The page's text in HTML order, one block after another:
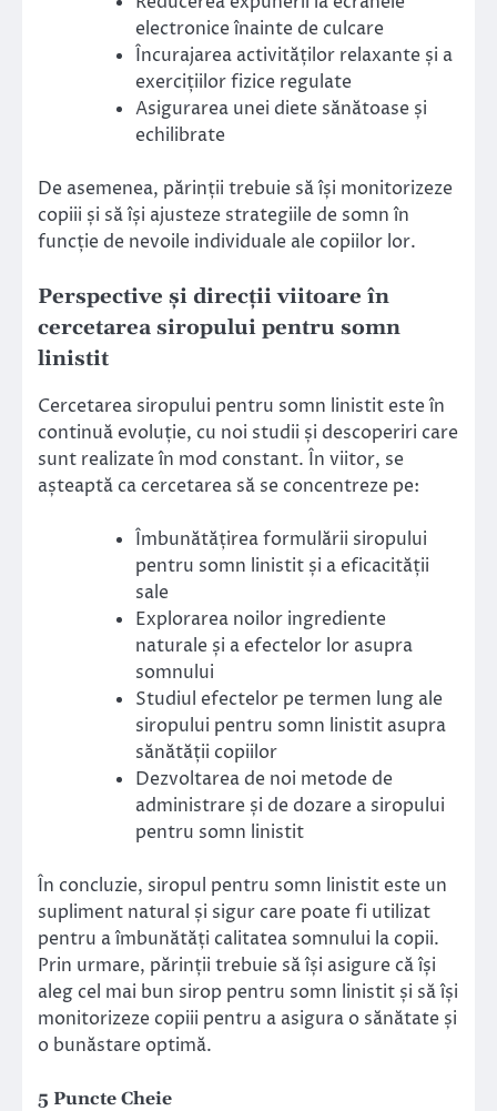
electronice înainte de culcare
Încurajarea activităților relaxante și a
exercițiilor fizice regulate
Asigurarea unei diete sănătoase și
echilibrate
De asemenea, părinții trebuie să își monitorizeze
copiii și să își ajusteze strategiile de somn în
funcție de nevoile individuale ale copiilor lor.
Perspective și direcții viitoare în
cercetarea siropului pentru somn
linistit
Cercetarea siropului pentru somn linistit este în
continuă evoluție, cu noi studii și descoperiri care
sunt realizate în mod constant. În viitor, se
așteaptă ca cercetarea să se concentreze pe:
Îmbunătățirea formulării siropului
pentru somn linistit și a eficacității
sale
Explorarea noilor ingrediente
naturale și a efectelor lor asupra
somnului
Studiul efectelor pe termen lung ale
siropului pentru somn linistit asupra
sănătății copiilor
Dezvoltarea de noi metode de
administrare și de dozare a siropului
pentru somn linistit
În concluzie, siropul pentru somn linistit este un
supliment natural și sigur care poate fi utilizat
pentru a îmbunătăți calitatea somnului la copii.
Prin urmare, părinții trebuie să își asigure că își
aleg cel mai bun sirop pentru somn linistit și să își
monitorizeze copiii pentru a asigura o sănătate și
o bunăstare optimă.
5 Puncte Cheie